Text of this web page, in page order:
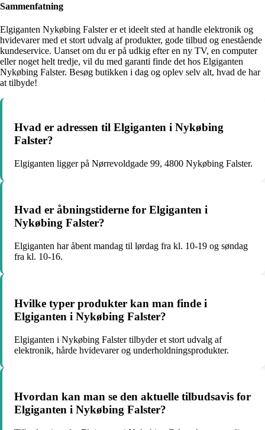
Sammenfatning
Elgiganten Nykøbing Falster er et ideelt sted at handle elektronik og
hvidevarer med et stort udvalg af produkter, gode tilbud og enestående
kundeservice. Uanset om du er på udkig efter en ny TV, en computer
eller noget helt tredje, vil du med garanti finde det hos Elgiganten
Nykøbing Falster. Besøg butikken i dag og oplev selv alt, hvad de har
at tilbyde!
Hvad er adressen til Elgiganten i Nykøbing
Falster?
Elgiganten ligger på Nørrevoldgade 99, 4800 Nykøbing Falster.
Hvad er åbningstiderne for Elgiganten i
Nykøbing Falster?
Elgiganten har åbent mandag til lørdag fra kl. 10-19 og søndag
fra kl. 10-16.
Hvilke typer produkter kan man finde i
Elgiganten i Nykøbing Falster?
Elgiganten i Nykøbing Falster tilbyder et stort udvalg af
elektronik, hårde hvidevarer og underholdningsprodukter.
Hvordan kan man se den aktuelle tilbudsavis for
Elgiganten i Nykøbing Falster?